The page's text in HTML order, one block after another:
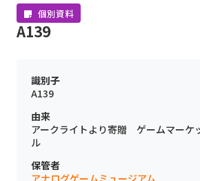
個別資料
A139
識別子
A139
由来
アークライトより寄贈 ゲームマーケ
ル
保管者
アナログゲームミュージアム